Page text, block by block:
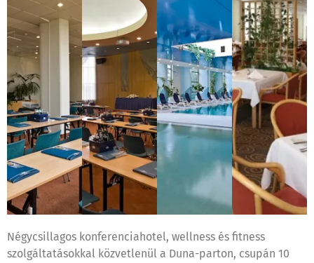
Négycsillagos konferenciahotel, wellness és fitness
szolgáltatásokkal közvetlenül a Duna-parton, csupán 10